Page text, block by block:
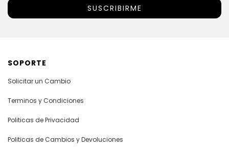
SOPORTE
Solicitar un Cambio
Terminos y Condiciones
Politicas de Privacidad
Politicas de Cambios y Devoluciones